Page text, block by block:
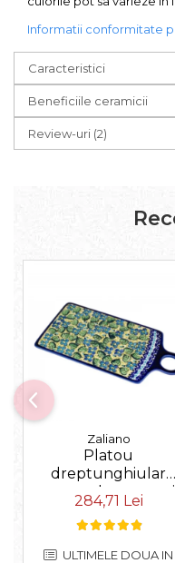
Informatii conformitate
Caracteristici
Beneficiile ceramicii
Review-uri (2)
Zaliano
Platou
dreptunghiular
pentru branzeturi
Blossom, ceramica
smaltuita, pictat
manual, 14,3 x 28,5
284,71 Lei
ULTIMELE DOUA IN